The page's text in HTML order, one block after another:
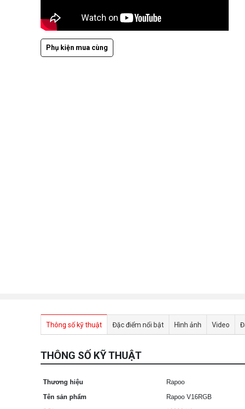
Phụ kiện mua cùng
Thông số kỹ thuật Đặc điểm nổi bật Hình ảnh Video
THÔNG SỐ KỸ THUẬT
Thương hiệu
Rapoo
Tên sản phẩm
Rapoo V16RGB